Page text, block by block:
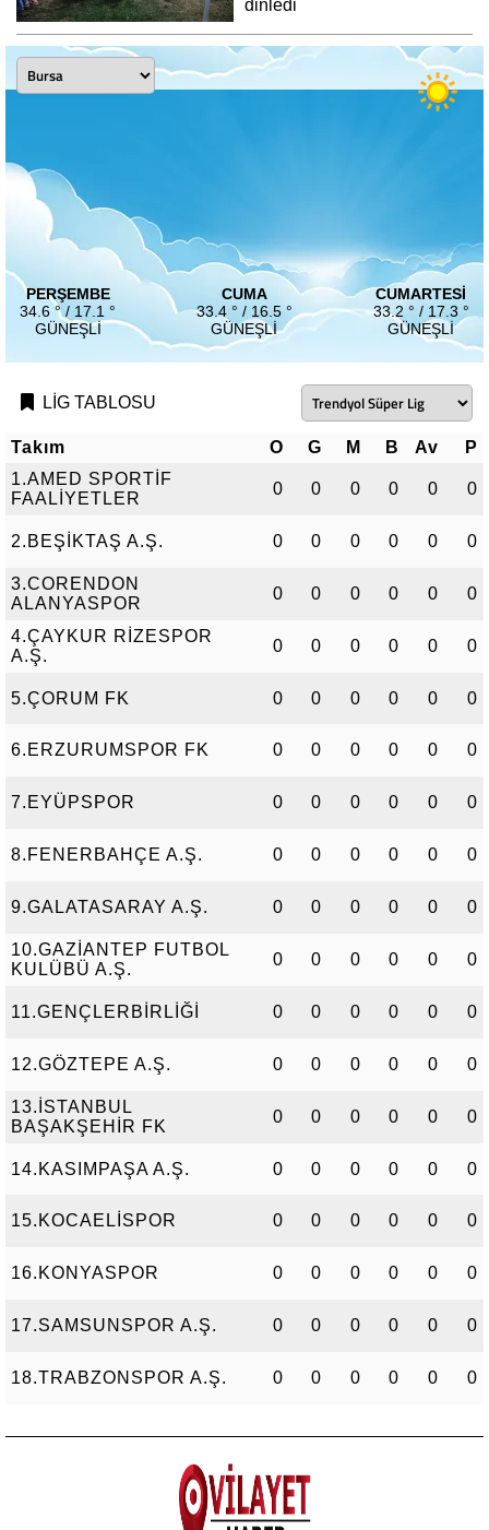
dinledi
PERŞEMBE
34.6 ° / 17.1 °
GÜNEŞLI
CUMA
33.4 ° / 16.5 °
GÜNEŞLI
CUMARTESI
33.2 ° / 17.3 °
GÜNEŞLI
LİG TABLOSU
Takım O G M B Av
P
1.AMED SPORTİF
FAALİYETLER
0 0 0 0 0 0
2.BEŞİKTAŞ A.Ş. 0 0 0 0 0 0
3.CORENDON
ALANYASPOR
0 0 0 0 0 0
4.ÇAYKUR RİZESPOR
A.Ş.
0 0 0 0 0 0
5.ÇORUM FK 0 0 0 0 0 0
6.ERZURUMSPOR FK 0 0 0 0 0 0
7.EYÜPSPOR 0 0 0 0 0 0
8.FENERBAHÇE A.Ş. 0 0 0 0 0 0
9.GALATASARAY A.Ş. 0 0 0 0 0 0
10.GAZİANTEP FUTBOL
KULÜBÜ A.Ş.
0 0 0 0 0 0
11.GENÇLERBİRLİĞİ 0 0 0 0 0 0
12.GÖZTEPE A.Ş. 0 0 0 0 0 0
13.İSTANBUL
BAŞAKŞEHİR FK
0 0 0 0 0 0
14.KASIMPAŞA A.Ş. 0 0 0 0 0 0
15.KOCAELİSPOR 0 0 0 0 0 0
16.KONYASPOR 0 0 0 0 0 0
17.SAMSUNSPOR A.Ş. 0 0 0 0 0 0
18.TRABZONSPOR A.Ş. 0 0 0 0 0 0